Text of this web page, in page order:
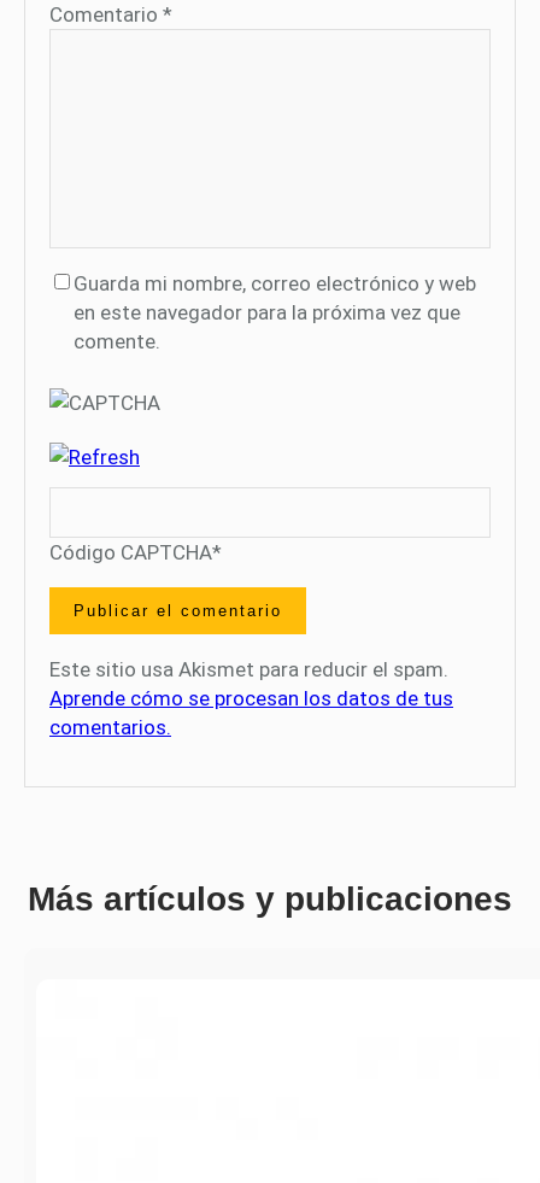
Comentario *
Guarda mi nombre, correo electrónico y web
en este navegador para la próxima vez que
comente.
Código CAPTCHA*
Este sitio usa Akismet para reducir el spam.
Aprende cómo se procesan los datos de tus
comentarios.
Más artículos y publicaciones